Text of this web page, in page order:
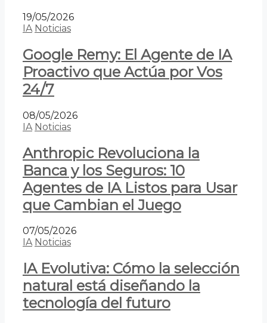
19/05/2026
IA Noticias
Google Remy: El Agente de IA
Proactivo que Actúa por Vos
24/7
08/05/2026
IA Noticias
Anthropic Revoluciona la
Banca y los Seguros: 10
Agentes de IA Listos para Usar
que Cambian el Juego
07/05/2026
IA Noticias
IA Evolutiva: Cómo la selección
natural está diseñando la
tecnología del futuro